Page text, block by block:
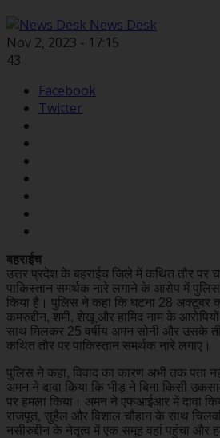
News Desk
Nov 2, 2023 - 17:15
43
Facebook
Twitter
बहराईच
उत्तर प्रदेश के बहराईच जिले में कथित तौर पर
पाकिस्तान समर्थक नारे लगाने के आरोप में पुलिस
किया है। पुलिस ने कहा कि घटना 28 अक्टूबर
कमरुद्दीन, शमी, शेखू और हामिद नाम के
साथ मिलकर 25 वर्षीय अमन सोनी और उसके
कथित तौर पर पाकिस्तान समर्थक नारे लगाए।
पुलिस ने कहा, विवाद का कारण अभी तक पता
अमन ने दावा किया कि भीड़ ने बिना किसी
पर हमला किया। अमन ने एफआईआर में दावा
राजपूत, सुहैल और विशाल चौहान के साथ
नसीरुद्दीन के नेतृत्व में एक समूह वहां पहुंचा और